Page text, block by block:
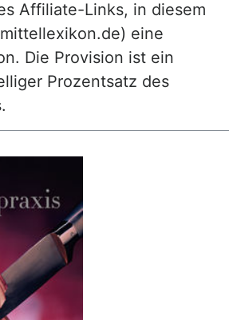
Affiliate-Links, in diesem
eine
Die Provision ist ein
Prozentsatz des